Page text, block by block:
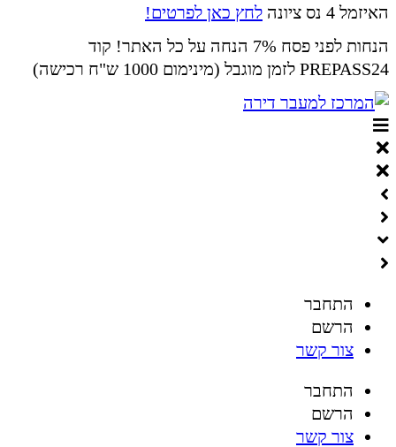
האיזמל 4 נס ציונה
לחץ כאן לפרטים!
הנחות לפני פסח 7% הנחה על כל האתר! קוד
PREPASS24 לזמן מוגבל (מינימום 1000 ש"ח רכישה)
התחבר
הרשם
צור קשר
התחבר
הרשם
צור קשר